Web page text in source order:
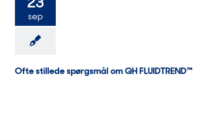
sep
Ofte stillede spørgsmål om QH FLUIDTREND™